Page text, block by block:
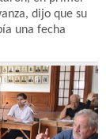
dijo que su
una fecha